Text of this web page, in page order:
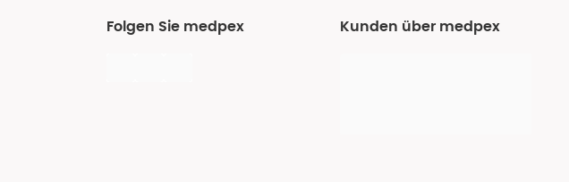
Folgen Sie medpex Kunden über medpex